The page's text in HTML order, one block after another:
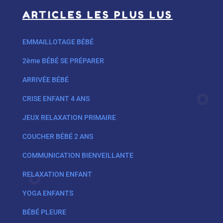
ARTICLES LES PLUS LUS
EMMAILLOTAGE BÉBÉ
2ème BÉBÉ SE PRÉPARER
ARRIVÉE BÉBÉ
CRISE ENFANT 4 ANS
JEUX RELAXATION PRIMAIRE
COUCHER BÉBÉ 2 ANS
COMMUNICATION BIENVEILLANTE
RELAXATION ENFANT
YOGA ENFANTS
BÉBÉ PLEURE